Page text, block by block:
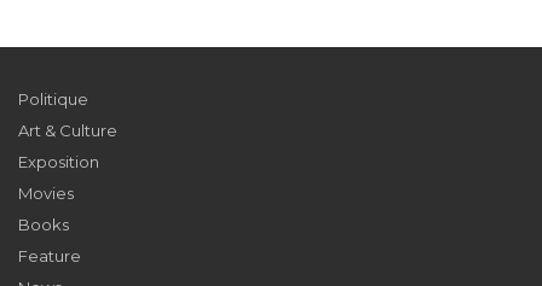
Politique
Art & Culture
Exposition
Movies
Books
Feature